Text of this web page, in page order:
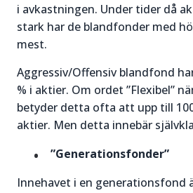
i avkastningen. Under tider då
stark har de blandfonder med
mest.
Aggressiv/Offensiv blandfond
% i aktier. Om ordet ”Flexibel”
betyder detta ofta att upp till
aktier. Men detta innebär
”Generationsfonder”
Innehavet i en generationsfond